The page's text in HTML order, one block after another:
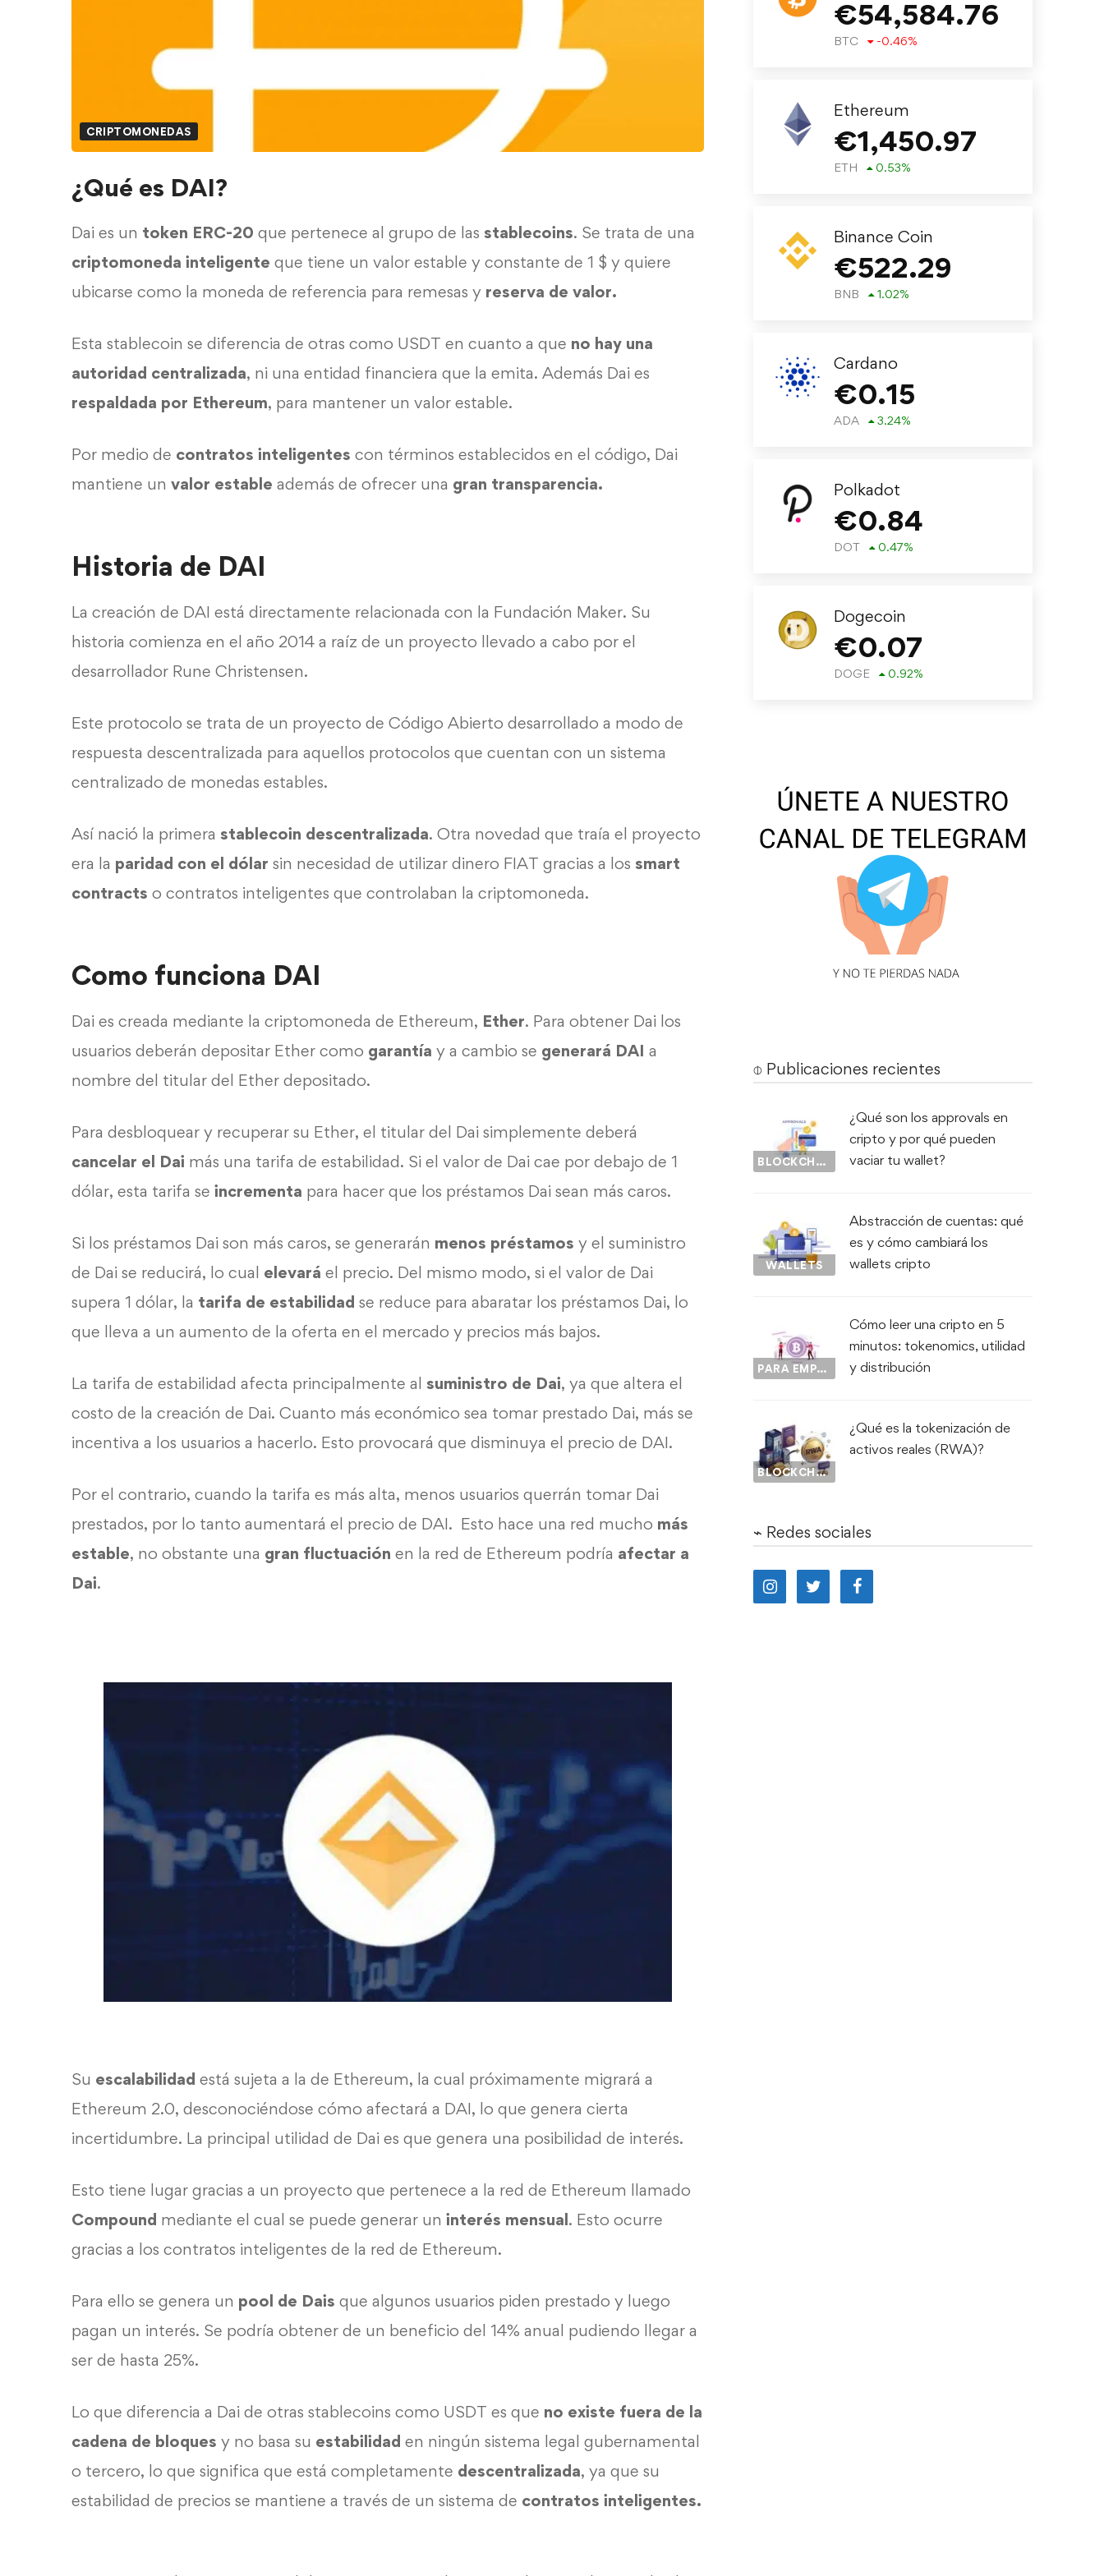
CRIPTOMONEDAS
¿Qué es DAI?
Dai es un token ERC-20 que pertenece al grupo de las stablecoins. Se trata de una
criptomoneda inteligente que tiene un valor estable y constante de 1 $ y quiere
ubicarse como la moneda de referencia para remesas y reserva de valor.
Esta stablecoin se diferencia de otras como USDT en cuanto a que no hay una
autoridad centralizada, ni una entidad financiera que la emita. Además Dai es
respaldada por Ethereum, para mantener un valor estable.
Por medio de contratos inteligentes con términos establecidos en el código, Dai
mantiene un valor estable además de ofrecer una gran transparencia.
Historia de DAI
La creación de DAI está directamente relacionada con la Fundación Maker. Su
historia comienza en el año 2014 a raíz de un proyecto llevado a cabo por el
desarrollador Rune Christensen.
Este protocolo se trata de un proyecto de Código Abierto desarrollado a modo de
respuesta descentralizada para aquellos protocolos que cuentan con un sistema
centralizado de monedas estables.
Así nació la primera stablecoin descentralizada. Otra novedad que traía el proyecto
era la paridad con el dólar sin necesidad de utilizar dinero FIAT gracias a los smart
contracts o contratos inteligentes que controlaban la criptomoneda.
Como funciona DAI
Dai es creada mediante la criptomoneda de Ethereum, Ether. Para obtener Dai los
usuarios deberán depositar Ether como garantía y a cambio se generará DAI a
nombre del titular del Ether depositado.
Para desbloquear y recuperar su Ether, el titular del Dai simplemente deberá
cancelar el Dai más una tarifa de estabilidad. Si el valor de Dai cae por debajo de 1
dólar, esta tarifa se incrementa para hacer que los préstamos Dai sean más caros.
Si los préstamos Dai son más caros, se generarán menos préstamos y el suministro
de Dai se reducirá, lo cual elevará el precio. Del mismo modo, si el valor de Dai
supera 1 dólar, la tarifa de estabilidad se reduce para abaratar los préstamos Dai, lo
que lleva a un aumento de la oferta en el mercado y precios más bajos.
La tarifa de estabilidad afecta principalmente al suministro de Dai, ya que altera el
costo de la creación de Dai. Cuanto más económico sea tomar prestado Dai, más se
incentiva a los usuarios a hacerlo. Esto provocará que disminuya el precio de DAI.
Por el contrario, cuando la tarifa es más alta, menos usuarios querrán tomar Dai
prestados, por lo tanto aumentará el precio de DAI. Esto hace una red mucho más
estable, no obstante una gran fluctuación en la red de Ethereum podría afectar a
Dai.
Su escalabilidad está sujeta a la de Ethereum, la cual próximamente migrará a
Ethereum 2.0, desconociéndose cómo afectará a DAI, lo que genera cierta
incertidumbre. La principal utilidad de Dai es que genera una posibilidad de interés.
Esto tiene lugar gracias a un proyecto que pertenece a la red de Ethereum llamado
Compound mediante el cual se puede generar un interés mensual. Esto ocurre
gracias a los contratos inteligentes de la red de Ethereum.
Para ello se genera un pool de Dais que algunos usuarios piden prestado y luego
pagan un interés. Se podría obtener de un beneficio del 14% anual pudiendo llegar a
ser de hasta 25%.
Lo que diferencia a Dai de otras stablecoins como USDT es que no existe fuera de la
cadena de bloques y no basa su estabilidad en ningún sistema legal gubernamental
o tercero, lo que significa que está completamente descentralizada, ya que su
estabilidad de precios se mantiene a través de un sistema de contratos inteligentes.
€54,584.76
BTC -0.46%
Ethereum
€1,450.97
ETH 0.53%
Binance Coin
€522.29
BNB 1.02%
Cardano
€0.15
ADA 3.24%
Polkadot
€0.84
DOT 0.47%
Dogecoin
€0.07
DOGE 0.92%
⌽ Publicaciones recientes
BLOCKCHAIN
¿Qué son los approvals en
cripto y por qué pueden
vaciar tu wallet?
WALLETS
Abstracción de cuentas: qué
es y cómo cambiará los
wallets cripto
PARA EMPEZAR...
Cómo leer una cripto en 5
minutos: tokenomics, utilidad
y distribución
BLOCKCHAIN
¿Qué es la tokenización de
activos reales (RWA)?
⌁ Redes sociales